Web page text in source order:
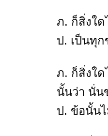
ภ. ก็สิ่งใด
ป. เป็นทุก
ภ. ก็สิ่งใด
นั้นว่า นั่น
ป. ข้อนั้นไ